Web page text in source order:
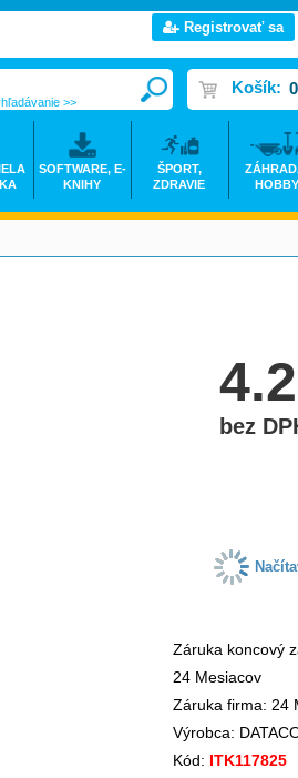
bez
Záruka koncový
24 Mesiacov
Záruka firma: 24
Výrobca:
Kód: ITK117825
Registrovať sa
Košík:
>>
SOFTWARE, E-
KNIHY
ŠPORT,
ZDRAVIE
HOBBY